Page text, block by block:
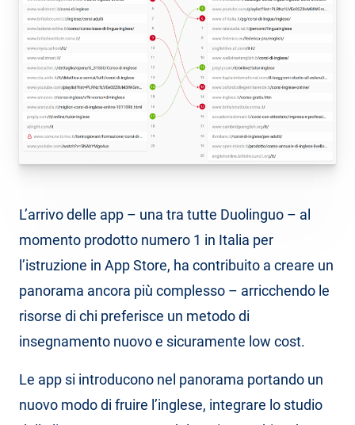
L’arrivo delle app – una tra tutte Duolinguo – al
momento prodotto numero 1 in Italia per
l’istruzione in App Store, ha contribuito a creare un
panorama ancora più complesso – arricchendo le
risorse di chi preferisce un metodo di
insegnamento nuovo e sicuramente low cost.
Le app si introducono nel panorama portando un
nuovo modo di fruire l’inglese, integrare lo studio